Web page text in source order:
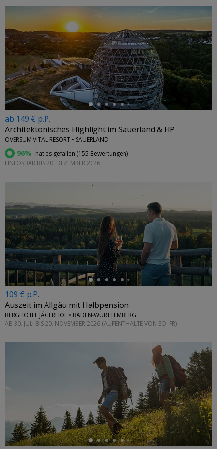
←
ab 149 € p.P.
Architektonisches Highlight im Sauerland & HP
OVERSUM VITAL RESORT • SAUERLAND
96% hat es gefallen (155 Bewertungen)
EINLÖSBAR BIS 20. DEZEMBER 2026
←
109 € p.P.
Auszeit im Allgäu mit Halbpension
BERGHOTEL JÄGERHOF • BADEN-WÜRTTEMBERG
AB 30. JULI BIS 20. NOVEMBER 2026 (AUFENTHALTE VON SO–FR)